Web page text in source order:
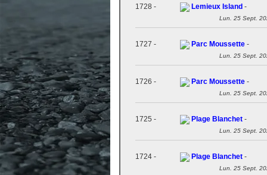
1728 - Lemieux Island -
Lun. 25 Sept.
1727 - Parc Moussette-
Lun. 25 Sept.
1726 - Parc Moussette-
Lun. 25 Sept.
1725 - Plage Blanchet-
Lun. 25 Sept.
1724 - Plage Blanchet-
Lun. 25 Sept.